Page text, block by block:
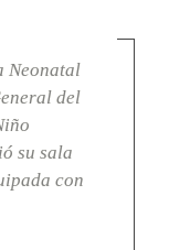
Neonatal
del
su sala
con